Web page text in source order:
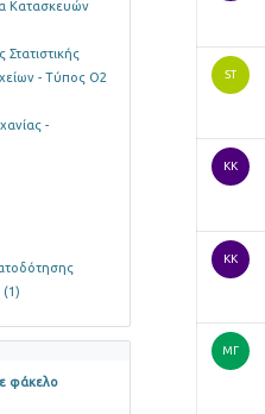
Κατασκευών
Στατιστικής
- Τύπος Ο2
-
(1)
φάκελο
ST
KK
KK
ΜΓ